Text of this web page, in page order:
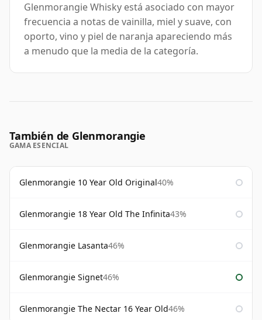
Glenmorangie Whisky está asociado con mayor
frecuencia a notas de vainilla, miel y suave, con
oporto, vino y piel de naranja apareciendo más
a menudo que la media de la categoría.
También de Glenmorangie
GAMA ESENCIAL
Glenmorangie 10 Year Old Original40%
Glenmorangie 18 Year Old The Infinita43%
Glenmorangie Lasanta46%
Glenmorangie Signet46%
Glenmorangie The Nectar 16 Year Old46%